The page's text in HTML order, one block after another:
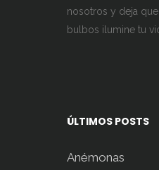
nosotros y deja
bulbos ilumine tu
ÚLTIMOS POSTS
Anémonas